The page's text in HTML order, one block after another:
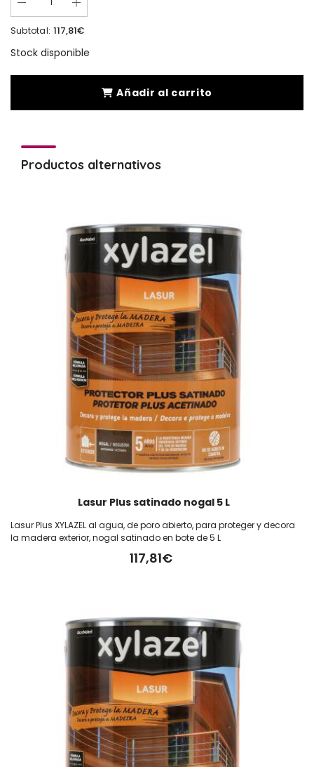
Subtotal: 117,81€
Stock disponible
Añadir al carrito
Productos alternativos
Lasur Plus satinado nogal 5 L
Lasur Plus XYLAZEL al agua, de poro abierto, para proteger y decora
la madera exterior, nogal satinado en bote de 5 L
117,81€